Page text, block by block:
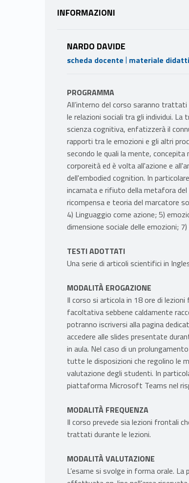
INFORMAZIONI
NARDO DAVIDE
scheda docente | materiale
PROGRAMMA
All’interno del corso saranno
le relazioni sociali tra gli individui.
scienza cognitiva, enfatizzerà il
rapporti tra le emozioni e gli altri
secondo le quali la mente,
corporeità ed è volta all'azione e
dell'embodied cognition. In
incarnata e rifiuto della metafora
ricompensa e teoria del marcatore
4) Linguaggio come azione; 5)
dimensione sociale delle emozioni;
TESTI ADOTTATI
Una serie di articoli scientifici in
MODALITÀ EROGAZIONE
Il corso si articola in 18 ore di lezioni
facoltativa sebbene caldamente
potranno iscriversi alla pagina
accedere alle slides presentate
in aula. Nel caso di un
tutte le disposizioni che regolino le
valutazione degli studenti. In
piattaforma Microsoft Teams nel
MODALITÀ FREQUENZA
Il corso prevede sia lezioni frontali
trattati durante le lezioni.
MODALITÀ VALUTAZIONE
L’esame si svolge in forma orale.